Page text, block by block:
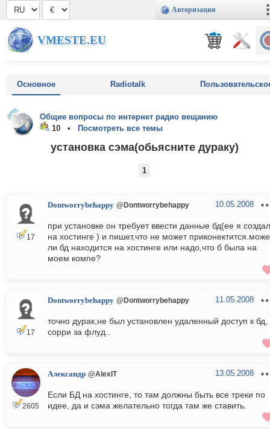
Авторизация
VMESTE.EU
Основное Radiotalk
Общие вопросы по интернет радио вещанию
10 •
Посмотреть все темы
установка сэма(обьясните дураку)
1
17
Dontworrybehappy @Dontworrybehappy 10.05.2008
при установке он требует ввести данные бд(ее я создал
на хостинге ) и пишет,что не может
ли бд находится на хостинге или надо,что б была на
моем компе?
17
Dontworrybehappy @Dontworrybehappy 11.05.2008
точно дурак,не был установлен удаленный доступ к бд,
сорри за флуд..
2605
Александр @AlexIT 13.05.2008
Если БД на хостинге, то там должны быть все треки по
идее, да и сэма желательно тогда там же ставить.